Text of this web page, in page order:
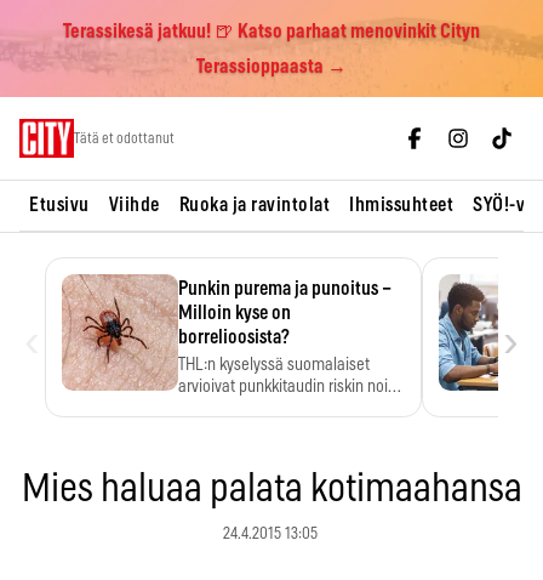
Terassikesä jatkuu! 🍺 Katso parhaat menovinkit Cityn
Terassioppaasta →
Tätä et odottanut
Etusivu Viihde Ruoka ja ravintolat Ihmissuhteet SYÖ!-
Punkin purema ja punoitus –
Milloin kyse on
borrelioosista?
THL:n kyselyssä suomalaiset
arvioivat punkkitaudin riskin noin
›
Mies haluaa palata kotimaahansa
24.4.2015 13:05